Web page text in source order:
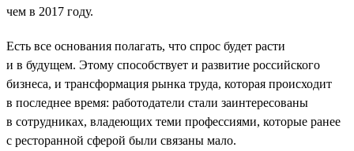
чем в 2017 году.
Есть все основания полагать, что спрос будет расти
и в будущем. Этому способствует и развитие российского
бизнеса, и трансформация рынка труда, которая происходит
в последнее время: работодатели стали заинтересованы
в сотрудниках, владеющих теми профессиями, которые ранее
с ресторанной сферой были связаны мало.